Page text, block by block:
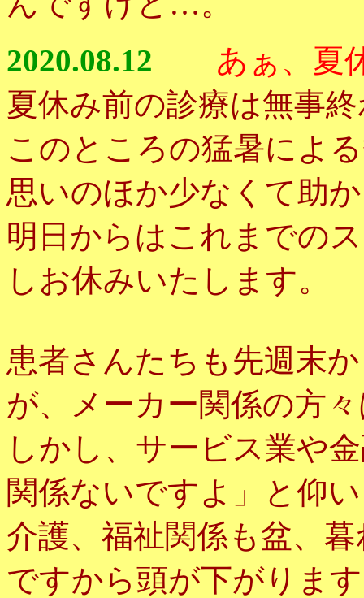
2020.08.12
あぁ、夏
夏休み前の診療は無事
このところの猛暑によ
思いのほか少なくて助
明日からはこれまでの
しお休みいたします。
患者さんたちも先週末
が、メーカー関係の方
しかし、サービス業や
関係ないですよ」と仰
介護、福祉関係も盆、
ですから頭が下がりま